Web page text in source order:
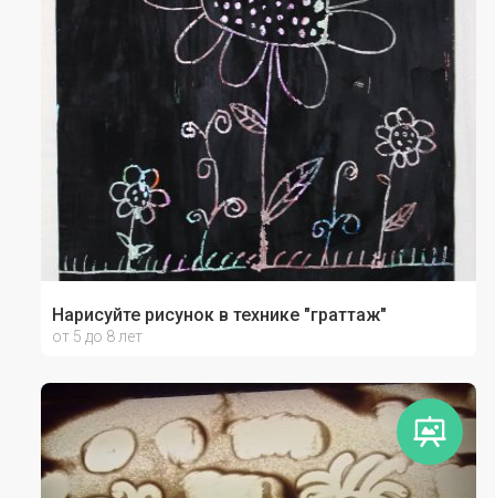
Нарисуйте рисунок в технике "граттаж"
от 5 до 8 лет